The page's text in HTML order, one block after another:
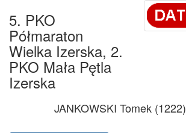
5. PKO
Półmaraton
Wielka Izerska, 2.
PKO Mała Pętla
Izerska
JANKOWSKI Tomek (1222)